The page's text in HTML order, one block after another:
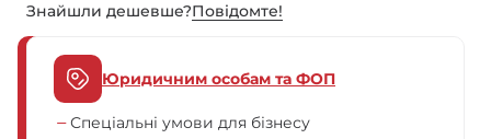
Знайшли дешевше?Повiдомте!
Юридичним особам та ФОП
Спеціальні умови для бізнесу